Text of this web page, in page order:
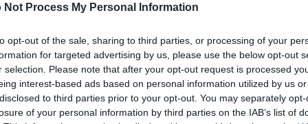
Not Process My Personal Information
opt-out of the sale, sharing to third parties, or processing of your
for targeted advertising by us, please use the below opt-out
selection. Please note that after your opt-out request is processed
interest-based ads based on personal information utilized by us
to third parties prior to your opt-out. You may separately
of your personal information by third parties on the IAB’s list of
(IA) non solo semplifica le nostre vite,
servizi pubblici. Questo sogno sta per
di studio da un milione di dollari lanciata dal
e l’Alan Turing Institute. Ma come cambierà